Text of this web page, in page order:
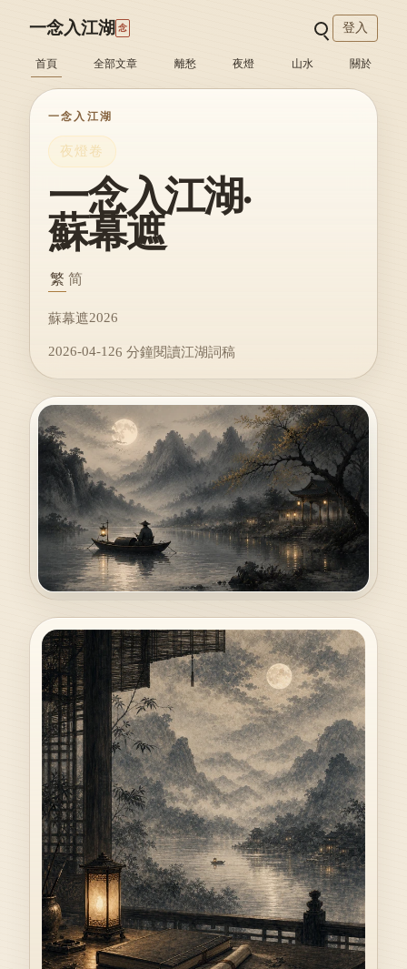
一念入江湖 念
首頁 全部文章 離愁 夜燈 山水 關於
登入
一念入江湖
夜燈卷
一念入江湖·
蘇幕遮
繁 简
蘇幕遮2026
2026-04-126 分鐘閱讀江湖詞稿